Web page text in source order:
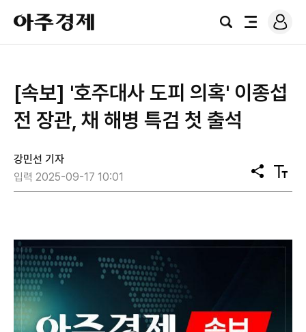
아
주
경
검
전
로
그
[속보] '호주대사 도피 의혹' 이종섭
전 장관, 채 해병 특검 첫 출석
강민선 기자
입력 2025-09-17 10:01
공
유
텍
스